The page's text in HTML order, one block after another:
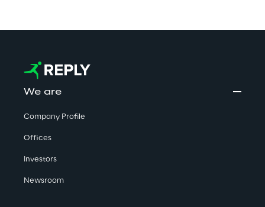
We are
Company Profile
Offices
Investors
Newsroom